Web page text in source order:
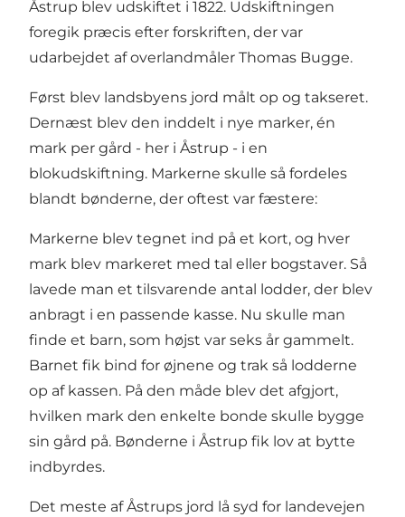
Åstrup blev udskiftet i 1822. Udskiftningen
foregik præcis efter forskriften, der var
udarbejdet af overlandmåler Thomas Bugge.
Først blev landsbyens jord målt op og takseret.
Dernæst blev den inddelt i nye marker, én
mark per gård - her i Åstrup - i en
blokudskiftning. Markerne skulle så fordeles
blandt bønderne, der oftest var fæstere:
Markerne blev tegnet ind på et kort, og hver
mark blev markeret med tal eller bogstaver. Så
lavede man et tilsvarende antal lodder, der blev
anbragt i en passende kasse. Nu skulle man
finde et barn, som højst var seks år gammelt.
Barnet fik bind for øjnene og trak så lodderne
op af kassen. På den måde blev det afgjort,
hvilken mark den enkelte bonde skulle bygge
sin gård på. Bønderne i Åstrup fik lov at bytte
indbyrdes.
Det meste af Åstrups jord lå syd for landevejen